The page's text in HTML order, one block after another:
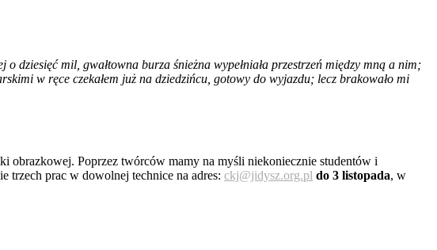
dziesięć mil, gwałtowna burza śnieżna wypełniała przestrzeń między mną a nim;
w ręce czekałem już na dziedzińcu, gotowy do wyjazdu; lecz brakowało mi
obrazkowej. Poprzez twórców mamy na myśli niekoniecznie studentów i
trzech prac w dowolnej technice na adres: ckj@jidysz.org.pl do 3 listopada, w